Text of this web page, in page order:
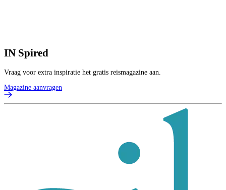
IN Spired
Vraag voor extra inspiratie het gratis reismagazine aan.
Magazine aanvragen